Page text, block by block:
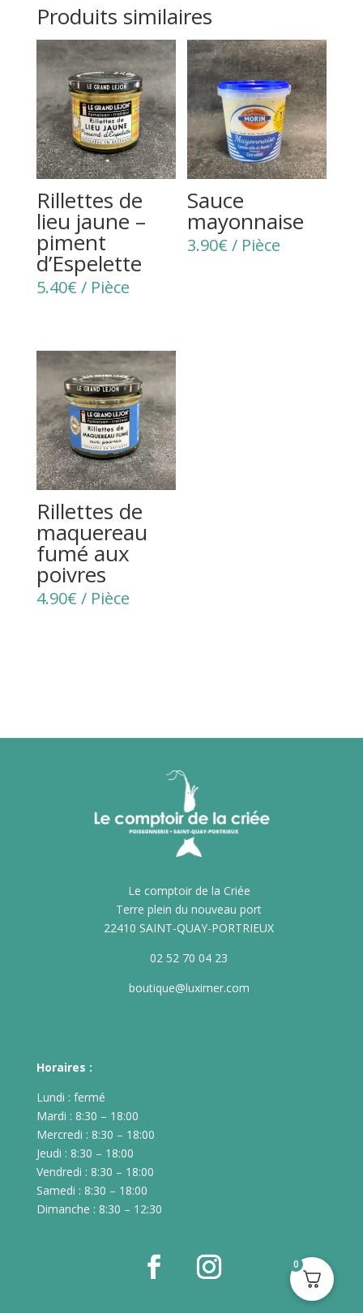
Produits similaires
Rillettes de
lieu jaune –
piment
d’Espelette
5.40€ / Pièce
Sauce
mayonnaise
3.90€ / Pièce
Rillettes de
maquereau
fumé aux
poivres
4.90€ / Pièce
Le comptoir de la Criée
Terre plein du nouveau port
22410 SAINT-QUAY-PORTRIEUX
02 52 70 04 23
boutique@luximer.com
Horaires :
Lundi : fermé
Mardi : 8:30 – 18:00
Mercredi : 8:30 – 18:00
Jeudi : 8:30 – 18:00
Vendredi : 8:30 – 18:00
Samedi : 8:30 – 18:00
Dimanche : 8:30 – 12:30
0